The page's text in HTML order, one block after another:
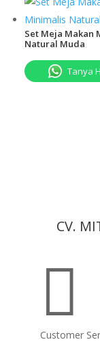
Set Mеjа Mаkаn
Natural Mudа
Tanya
CV.

Customer